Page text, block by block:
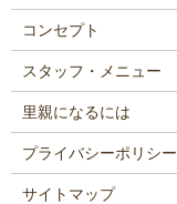
コンセプト
スタッフ・メニュー
里親になるには
プライバシーポリシー
サイトマップ